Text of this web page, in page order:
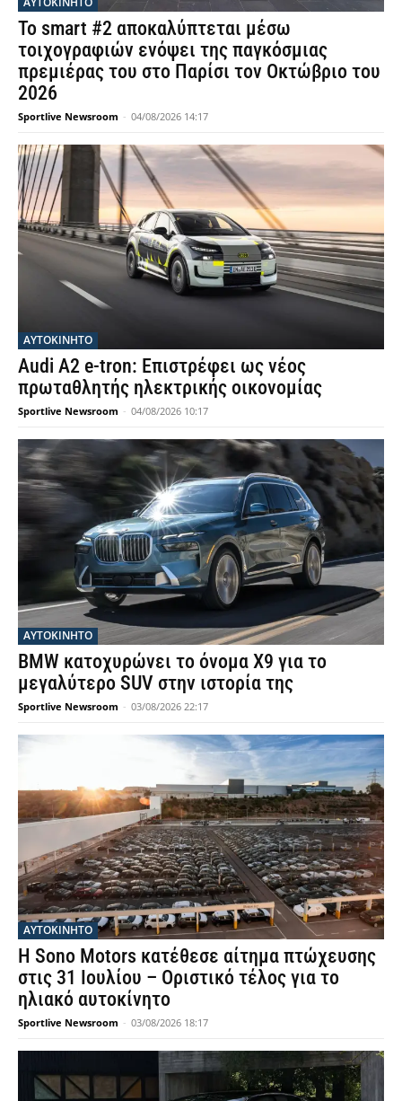
Το smart #2 αποκαλύπτεται μέσω
τοιχογραφιών ενόψει της παγκόσμιας
πρεμιέρας του στο Παρίσι τον Οκτώβριο του
2026
Sportlive Newsroom - 04/08/2026 14:17
ΑΥΤΟΚΙΝΗΤΟ
Audi A2 e-tron: Επιστρέφει ως νέος
πρωταθλητής ηλεκτρικής οικονομίας
Sportlive Newsroom - 04/08/2026 10:17
ΑΥΤΟΚΙΝΗΤΟ
BMW κατοχυρώνει το όνομα X9 για το
μεγαλύτερο SUV στην ιστορία της
Sportlive Newsroom - 03/08/2026 22:17
ΑΥΤΟΚΙΝΗΤΟ
Η Sono Motors κατέθεσε αίτημα πτώχευσης
στις 31 Ιουλίου – Οριστικό τέλος για το
ηλιακό αυτοκίνητο
Sportlive Newsroom - 03/08/2026 18:17